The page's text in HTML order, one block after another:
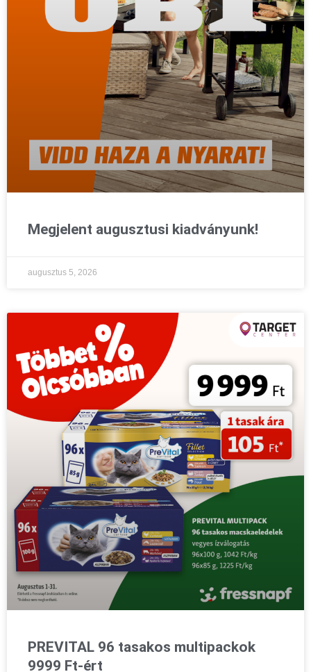
Megjelent augusztusi kiadványunk!
augusztus 5, 2026
PREVITAL 96 tasakos multipackok
9999 Ft-ért